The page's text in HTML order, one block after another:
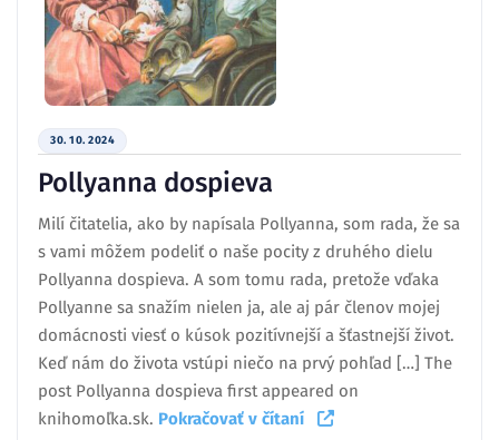
30. 10. 2024
Pollyanna dospieva
Milí čitatelia, ako by napísala Pollyanna, som rada, že sa
s vami môžem podeliť o naše pocity z druhého dielu
Pollyanna dospieva. A som tomu rada, pretože vďaka
Pollyanne sa snažím nielen ja, ale aj pár členov mojej
domácnosti viesť o kúsok pozitívnejší a šťastnejší život.
Keď nám do života vstúpi niečo na prvý pohľad […] The
post Pollyanna dospieva first appeared on
knihomoľka.sk. Pokračovať v čítaní